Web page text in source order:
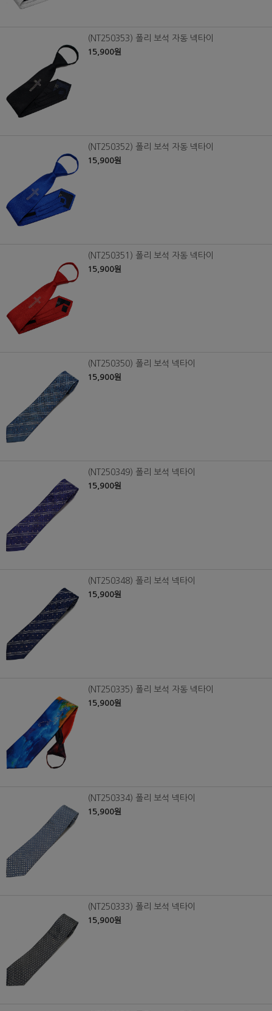
(NT250353) 폴리 보석 자동 넥타이
15,900원
(NT250352) 폴리 보석 자동 넥타이
15,900원
(NT250351) 폴리 보석 자동 넥타이
15,900원
(NT250350) 폴리 보석 넥타이
15,900원
(NT250349) 폴리 보석 넥타이
15,900원
(NT250348) 폴리 보석 넥타이
15,900원
(NT250335) 폴리 보석 자동 넥타이
15,900원
(NT250334) 폴리 보석 넥타이
15,900원
(NT250333) 폴리 보석 넥타이
15,900원